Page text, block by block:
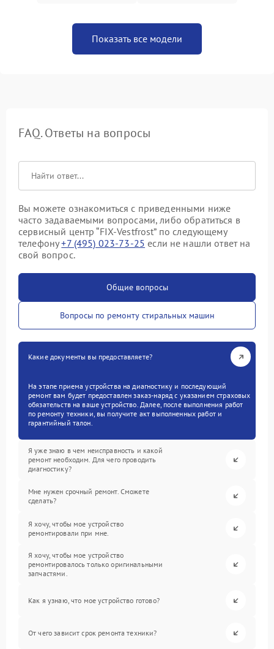
Показать все модели
FAQ. Ответы на вопросы
Вы можете ознакомиться с приведенными ниже
часто задаваемыми вопросами, либо обратиться в
сервисный центр “FIX-Vestfrost” по следующему
телефону+7 (495) 023-73-25 если не нашли ответ на
свой вопрос.
Общие вопросы
Вопросы по ремонту стиральных машин
Какие документы вы предоставляете?
На этапе приема устройства на диагностику и последующий
ремонт вам будет предоставлен заказ-наряд с указанием страховых
обязательств на ваше устройство. Далее, после выполнения работ
по ремонту техники, вы получите акт выполненных работ и
гарантийный талон.
Я уже знаю в чем неисправность и какой
ремонт необходим. Для чего проводить
диагностику?
Мне нужен срочный ремонт. Сможете
сделать?
Я хочу, чтобы мое устройство
ремонтировали при мне.
Я хочу, чтобы мое устройство
ремонтировалось только оригинальными
запчастями.
Как я узнаю, что мое устройство готово?
От чего зависит срок ремонта техники?